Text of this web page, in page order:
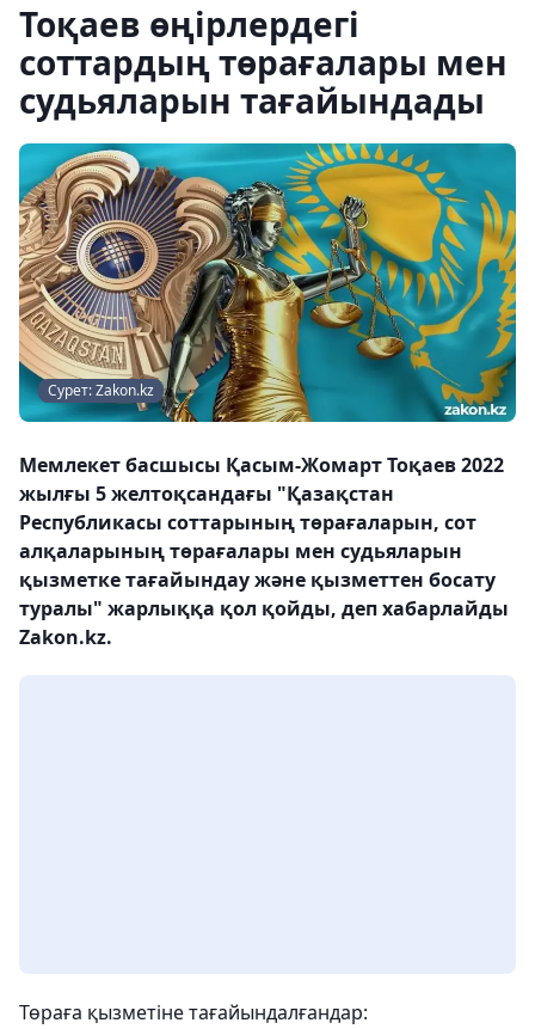
Тоқаев өңірлердегі
соттардың төрағалары мен
судьяларын тағайындады
Сурет: Zakon.kz
Мемлекет басшысы Қасым-Жомарт Тоқаев 2022
жылғы 5 желтоқсандағы "Қазақстан
Республикасы соттарының төрағаларын, сот
алқаларының төрағалары мен судьяларын
қызметке тағайындау және қызметтен босату
туралы" жарлыққа қол қойды, деп хабарлайды
Zakon.kz.
Төраға қызметіне тағайындалғандар: